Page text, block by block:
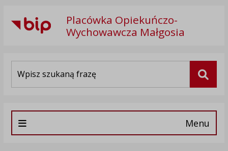
Placówka Opiekuńczo-
Wychowawcza Małgosia
Menu